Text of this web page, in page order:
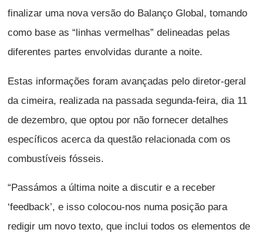
finalizar uma nova versão do Balanço Global, tomando
como base as “linhas vermelhas” delineadas pelas
diferentes partes envolvidas durante a noite.
Estas informações foram avançadas pelo diretor-geral
da cimeira, realizada na passada segunda-feira, dia 11
de dezembro, que optou por não fornecer detalhes
específicos acerca da questão relacionada com os
combustíveis fósseis.
“Passámos a última noite a discutir e a receber
‘feedback’, e isso colocou-nos numa posição para
redigir um novo texto, que inclui todos os elementos de